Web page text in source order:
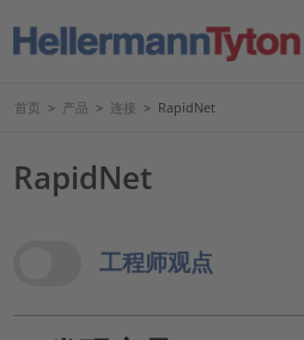
首页 > 产品 > 连接 > RapidNet
RapidNet
View Options
工程师观点